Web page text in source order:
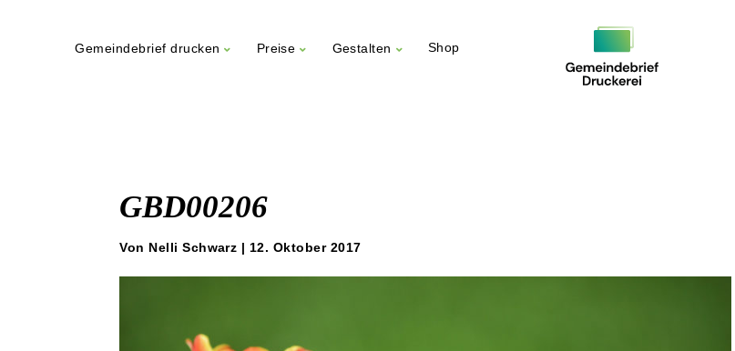
Gemeindebrief drucken Preise Gestalten Shop
GBD00206
Von Nelli Schwarz | 12. Oktober 2017